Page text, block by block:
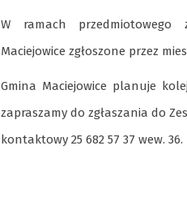
W ramach
Maciejowice zgłoszone przez
Gmina Maciejowice planuje
zapraszamy do zgłaszania do
kontaktowy 25 682 57 37 wew. 36.